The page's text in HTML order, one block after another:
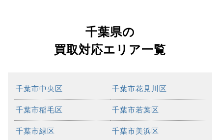
千葉県の
買取対応エリア一覧
千葉市中央区 千葉市花見川区
千葉市稲毛区 千葉市若葉区
千葉市緑区 千葉市美浜区